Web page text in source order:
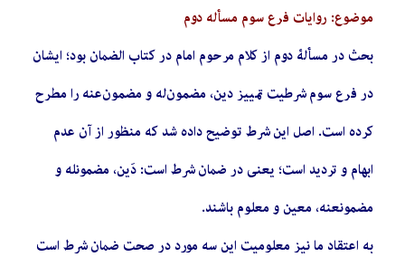
موضوع: روایات فرع سوم مسأله دوم
بحث در مسألۀ دوم از کلام مرحوم امام در کتاب الضمان بود؛ ایشان
در فرع سوم شرطیت تمییز دین، مضمون‌له و مضمون‌عنه را مطرح
کرده است. اصل این شرط توضیح داده شد که منظور از آن عدم
ابهام و تردید است؛ یعنی در ضمان شرط است: دَین، مضمون­له و
مضمون­عنه، معین و معلوم باشند.
به اعتقاد ما نیز معلومیت این سه مورد در صحت ضمان شرط است